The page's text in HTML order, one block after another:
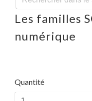
Les familles
numérique
Quantité